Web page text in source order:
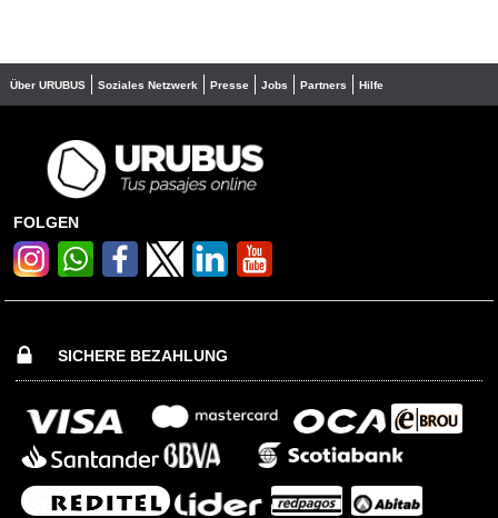
Über URUBUS Soziales Netzwerk Presse Jobs Partners Hilfe
FOLGEN
SICHERE BEZAHLUNG